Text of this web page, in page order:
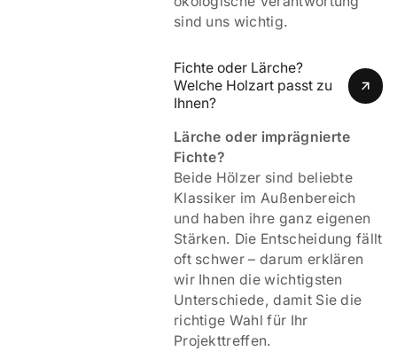
sind uns wichtig.
Fichte oder Lärche?
Welche Holzart passt zu
Ihnen?
Lärche oder imprägnierte
Fichte?
Beide Hölzer sind beliebte
Klassiker im Außenbereich
und haben ihre ganz eigenen
Stärken. Die Entscheidung fällt
oft schwer – darum erklären
wir Ihnen die wichtigsten
Unterschiede, damit Sie die
richtige Wahl für Ihr
Projekttreffen.